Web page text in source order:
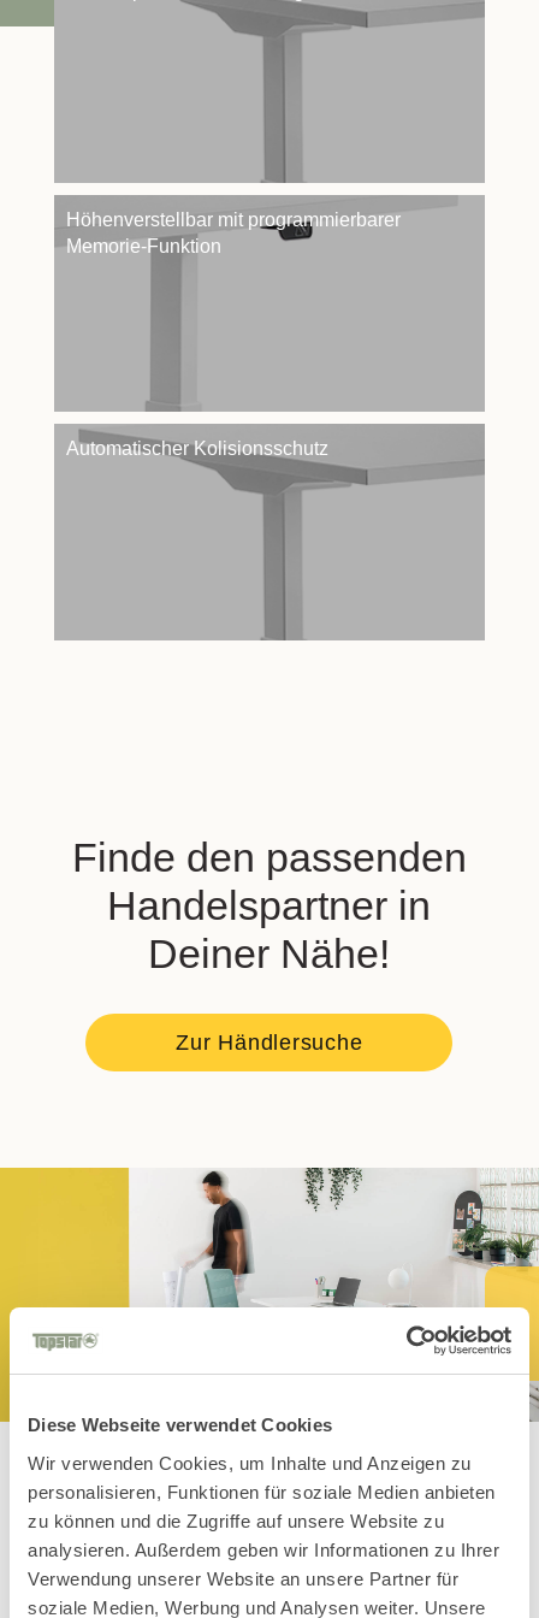
Diese Webseite verwendet Cookies
Wir verwenden Cookies, um Inhalte und Anzeigen zu
personalisieren, Funktionen für soziale Medien anbieten
zu können und die Zugriffe auf unsere Website zu
analysieren. Außerdem geben wir Informationen zu Ihrer
Verwendung unserer Website an unsere Partner für
soziale Medien, Werbung und Analysen weiter. Unsere
Höhenverstellbar mit programmierbarer
Memorie-Funktion
Automatischer Kolisionsschutz
Finde den passenden
Handelspartner in
Deiner Nähe!
Zur Händlersuche
Diese Topstars